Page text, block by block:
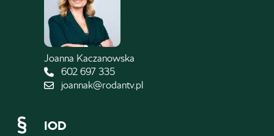
Joanna Kaczanowska
602 697 335
joannak@rodantv.pl
IOD